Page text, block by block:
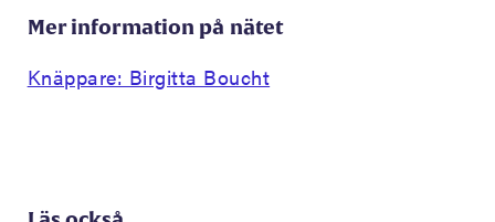
Mer information på nätet
Knäppare: Birgitta Boucht